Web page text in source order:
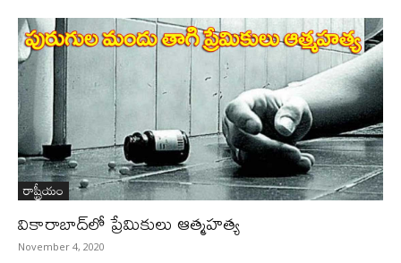
రాష్ట్రీయం
వికారాబాద్‌లో ప్రేమికులు ఆత్మహత్య
November 4, 2020